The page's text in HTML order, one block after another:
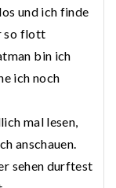
und ich finde
so flott
bin ich
ich noch
mal lesen,
anschauen.
sehen durftest